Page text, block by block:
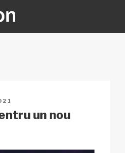
un nou